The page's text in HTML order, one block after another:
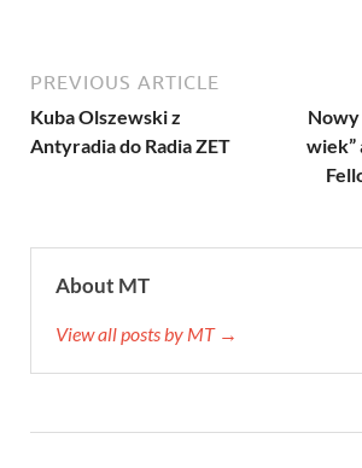
PREVIOUS ARTICLE
Kuba Olszewski z
Antyradia do Radia ZET
Nowy
wiek”
About MT
View all posts by MT →